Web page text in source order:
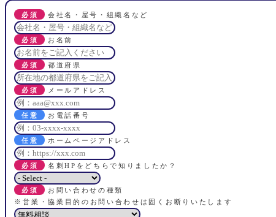
会社名・屋号・組織名など
お名前
都道府県
メールアドレス
お電話番号
ホームページアドレス
名刺HPをどちらで知りましたか？
お問い合わせの種類
※営業・協業目的のお問い合わせは固くお断りいたします